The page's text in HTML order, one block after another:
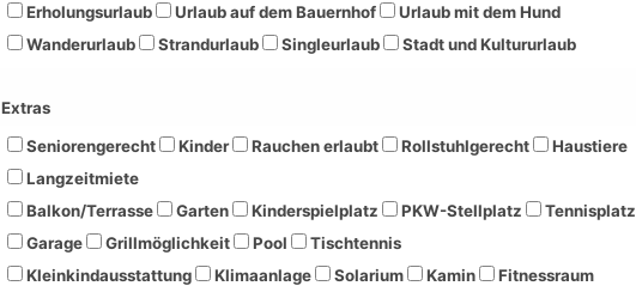
Erholungsurlaub
Urlaub auf dem Bauernhof
Urlaub mit dem Hund
Wanderurlaub
Strandurlaub Singleurlaub Stadt und Kultururlaub
Extras
Seniorengerecht
Kinder Rauchen erlaubt Rollstuhlgerecht
Haustiere
Langzeitmiete
Balkon/Terrasse
Garten Kinderspielplatz PKW-Stellplatz
Tennisplatz
Garage
Grillmöglichkeit Pool
Tischtennis
Kleinkindausstattung
Klimaanlage Solarium Kamin
Fitnessraum